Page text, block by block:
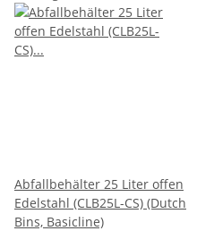
Abfallbehälter 25 Liter offen
Edelstahl (CLB25L-CS) (Dutch
Bins, Basicline)